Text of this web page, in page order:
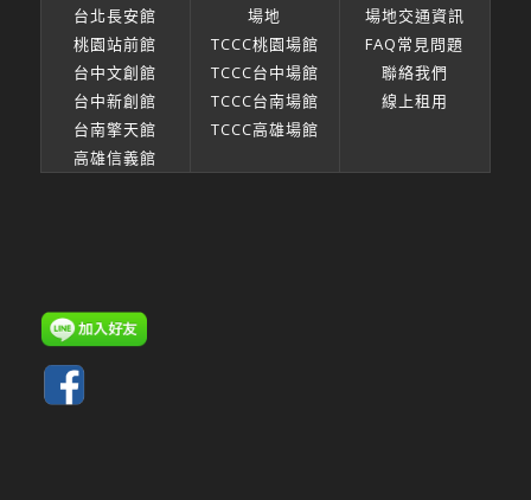
台北長安館
桃園站前館
台中文創館
台中新創館
台南擎天館
高雄信義館
場地
TCCC桃園場館
TCCC台中場館
TCCC台南場館
TCCC高雄場館
場地交通資訊
FAQ常見問題
聯絡我們
線上租用